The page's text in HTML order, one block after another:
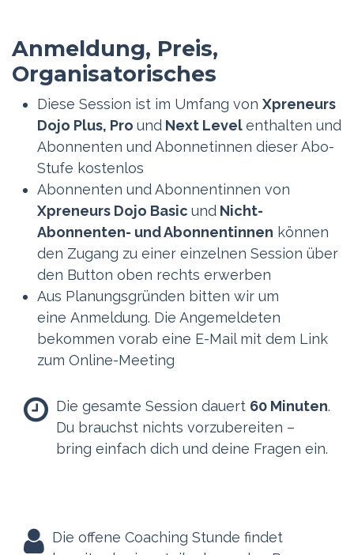
Anmeldung, Preis,
Organisatorisches
Diese Session ist im Umfang von Xpreneurs
Dojo Plus, Pro und Next Levelenthalten und
Abonnenten und Abonnetinnen dieser Abo-
Stufe kostenlos
Abonnenten und Abonnentinnen von
Xpreneurs Dojo Basic und Nicht-
Abonnenten- und Abonnentinnen können
den Zugang zu einer einzelnen Session über
den Button oben rechts erwerben
Aus Planungsgründen bitten wir um
eine Anmeldung. Die Angemeldeten
bekommen vorab eine E-Mail mit dem Link
zum Online-Meeting
Die gesamte Session dauert 60 Minuten.
Du brauchst nichts vorzubereiten –
bring einfach dich und deine Fragen ein.
Die offene Coaching Stunde findet